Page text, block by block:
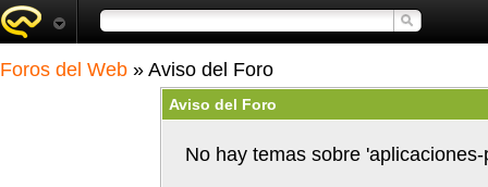
Foros del Web » Aviso del Foro
Aviso del Foro
No hay temas sobre 'aplicaciones-